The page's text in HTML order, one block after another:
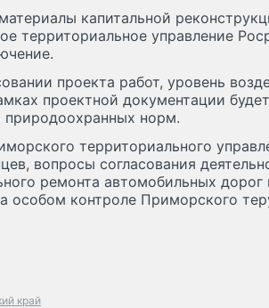
капитальной
территориальное управление
проекта работ, уровень
проектной документации
норм.
территориального
вопросы согласования
ремонта автомобильных
особом контроле Приморского
край